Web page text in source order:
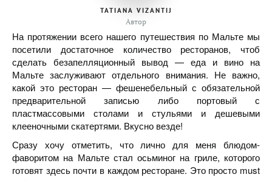
TATIANA VIZANTIJ
Автор
На протяжении всего нашего путешествия по Мальте мы
посетили достаточное количество ресторанов, чтоб
сделать безапелляционный вывод — еда и вино на
Мальте заслуживают отдельного внимания. Не важно,
какой это ресторан — фешенебельный с обязательной
предварительной записью либо портовый с
пластмассовыми столами и стульями и дешевыми
клееночными скатертями. Вкусно везде!
Сразу хочу отметить, что лично для меня блюдом-
фаворитом на Мальте стал осьминог на гриле, которого
готовят здесь почти в каждом ресторане. Это просто must